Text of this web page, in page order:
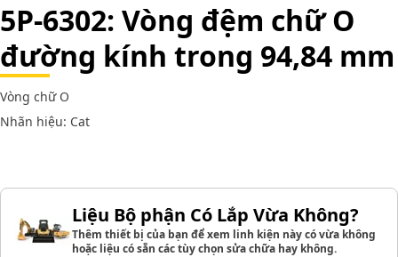
5P-6302: Vòng đệm chữ O
đường kính trong 94,84 mm
Vòng chữ O
Nhãn hiệu: Cat
Liệu Bộ phận Có Lắp Vừa Không?
Thêm thiết bị của bạn để xem linh kiện này có vừa không
hoặc liệu có sẵn các tùy chọn sửa chữa hay không.